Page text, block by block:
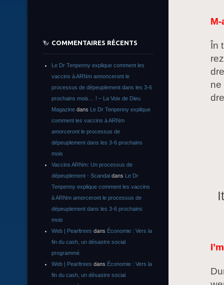
În
ne
COMMENTAIRES RÉCENTS
Le Dr Tenpenny explique comment les
vaccins à ARNm annonceront le
processus de dépeuplement dans les 3-6
prochains mois… ! – La Voix de Dieu
Magazine dans Le Dr Tenpenny explique
comment les vaccins à ARNm
amorceront le processus de
dépeuplement dans les 3-6 prochains
mois
Vaccins ARNm: Un processus de
dépeuplement - Scandal dans Le Dr
Tenpenny explique comment les vaccins
à ARNm amorceront le processus de
dépeuplement dans les 3-6 prochains
mois
Web | Pearltrees dans Économie : Vers la
fin du cash, un désastre social
programmé
Web | Pearltrees dans Économie : Vers la
fin du cash, un désastre social